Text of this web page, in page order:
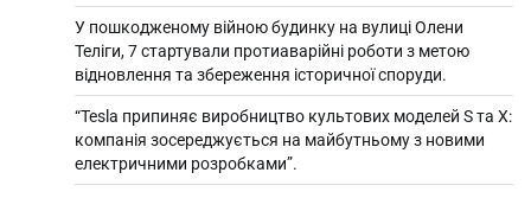
У пошкодженому війною будинку на вулиці Олени
Теліги, 7 стартували протиаварійні роботи з метою
відновлення та збереження історичної споруди.
“Tesla припиняє виробництво культових моделей S та X:
компанія зосереджується на майбутньому з новими
електричними розробками”.